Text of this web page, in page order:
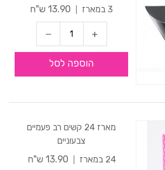
3 במארז
13.90 ש"ח
הוספה לסל
מארז 24 קשים רב פעמיים
צבעוניים
24 במארז
13.90 ש"ח